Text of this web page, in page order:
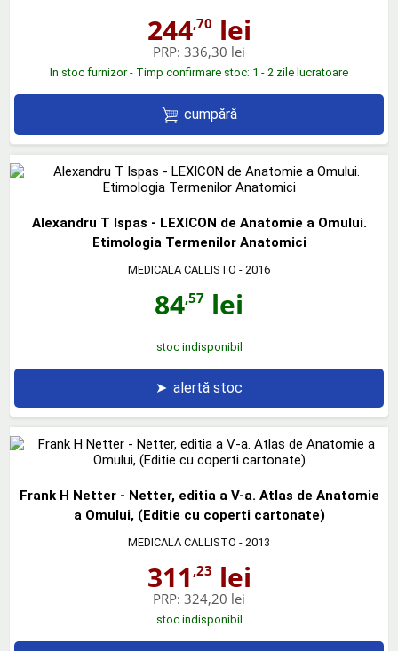
244,70 lei
PRP: 336,30 lei
In stoc furnizor - Timp confirmare stoc: 1 - 2 zile lucratoare
cumpără
Alexandru T Ispas - LEXICON de Anatomie a Omului.
Etimologia Termenilor Anatomici
MEDICALA CALLISTO - 2016
84,57 lei
stoc indisponibil
➤ alertă stoc
Frank H Netter - Netter, editia a V-a. Atlas de Anatomie
a Omului, (Editie cu coperti cartonate)
MEDICALA CALLISTO - 2013
311 ,23 lei
PRP: 324,20 lei
stoc indisponibil